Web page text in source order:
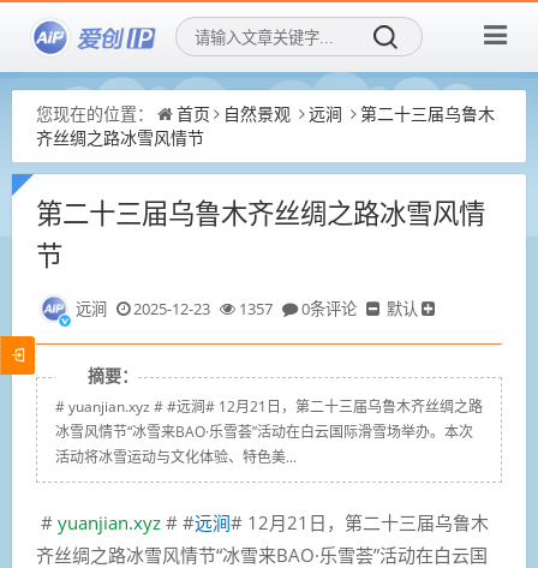
您现在的位置： 首页 自然景观 远涧
第二十三届乌鲁木
齐丝绸之路冰雪风情节
第二十三届乌鲁木齐丝绸之路冰雪风情
节
远涧 2025-12-23 1357 0条评论 默认
摘要：
# yuanjian.xyz # #远涧# 12月21日，第二十三届乌鲁木齐丝绸之路
冰雪风情节“冰雪来BAO·乐雪荟”活动在白云国际滑雪场举办。本次
活动将冰雪运动与文化体验、特色美...
# yuanjian.xyz # #远涧# 12月21日，第二十三届乌鲁木
齐丝绸之路冰雪风情节“冰雪来BAO·乐雪荟”活动在白云国